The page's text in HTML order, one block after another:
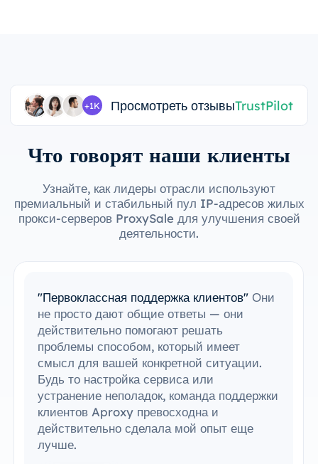
+1K Просмотреть отзывыTrustPilot
Что говорят наши клиенты
Узнайте, как лидеры отрасли используют
премиальный и стабильный пул IP-адресов жилых
прокси-серверов ProxySale для улучшения своей
деятельности.
"Простая интеграция с моими
инструментами"Мне удалось с легкостью
интегрировать ProxySale в мою
существующую настройку. Процесс
настройки был простым и интуитивно
понятным, и я смог все запустить без
каких-либо проблем. Совместимость
ProxySale с инструментами, которые я
уже использую, делает его невероятно
удобным и эффективным. Это идеальное